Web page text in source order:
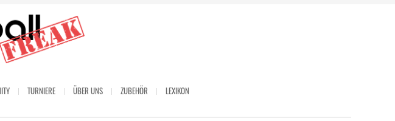
TURNIERE ÜBER UNS ZUBEHÖR LEXIKON